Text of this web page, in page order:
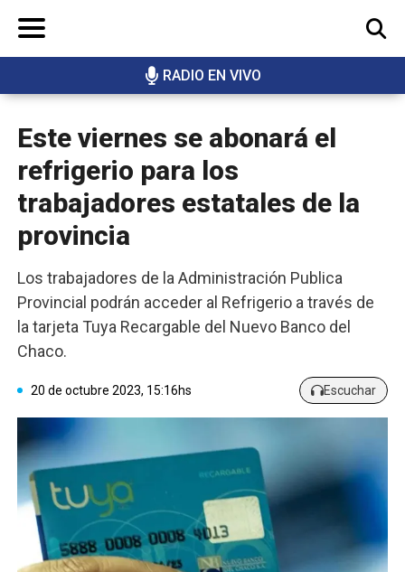
RADIO EN VIVO
BUSCAR
Este viernes se abonará el
refrigerio para los
trabajadores estatales de la
provincia
Los trabajadores de la Administración Publica
Provincial podrán acceder al Refrigerio a través de
la tarjeta Tuya Recargable del Nuevo Banco del
Chaco.
20 de octubre 2023, 15:16hs Escuchar